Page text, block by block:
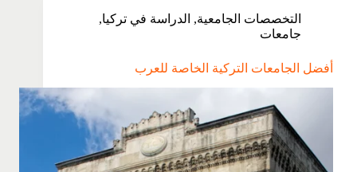
التخصصات الجامعية, الدراسة في تركيا,
جامعات
أفضل الجامعات التركية الخاصة للعرب